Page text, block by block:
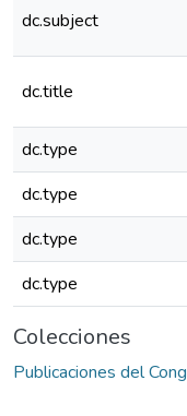
dc.subject
dc.title
dc.type
dc.type
dc.type
dc.type
Colecciones
Publicaciones del